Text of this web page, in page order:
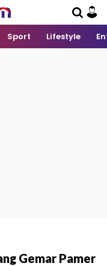
Sport Lifestyle
Gemar Pamer